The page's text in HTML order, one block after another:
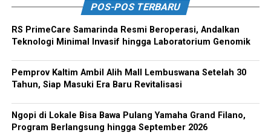
POS-POS TERBARU
RS PrimeCare Samarinda Resmi Beroperasi, Andalkan
Teknologi Minimal Invasif hingga Laboratorium Genomik
Pemprov Kaltim Ambil Alih Mall Lembuswana Setelah 30
Tahun, Siap Masuki Era Baru Revitalisasi
Ngopi di Lokale Bisa Bawa Pulang Yamaha Grand Filano,
Program Berlangsung hingga September 2026